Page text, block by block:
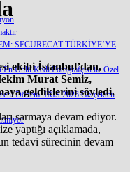
SECURECAT TÜRKİYE’YE
Ünlü Kedi Fotoğrafçısı ile Özel
Dönem: IRIS 2026 Gerçekten
ekibi İstanbul’dan,
Murat Semiz,
geldiklerini söyledi.
sarmaya devam ediyor.
yaptığı açıklamada,
tedavi sürecinin devam